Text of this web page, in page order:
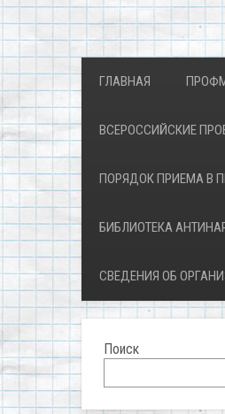
ГЛАВНАЯ
ВСЕРОССИЙСКИЕ
ПОРЯДОК ПРИЕМА В
БИБЛИОТЕКА
СВЕДЕНИЯ ОБ
Поиск